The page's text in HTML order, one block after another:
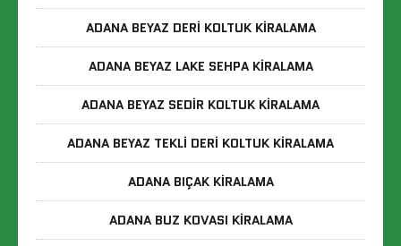
ADANA BEYAZ DERI KOLTUK KIRALAMA
ADANA BEYAZ LAKE SEHPA KIRALAMA
ADANA BEYAZ SEDIR KOLTUK KIRALAMA
ADANA BEYAZ TEKLI DERI KOLTUK KIRALAMA
ADANA BIÇAK KIRALAMA
ADANA BUZ KOVASI KIRALAMA